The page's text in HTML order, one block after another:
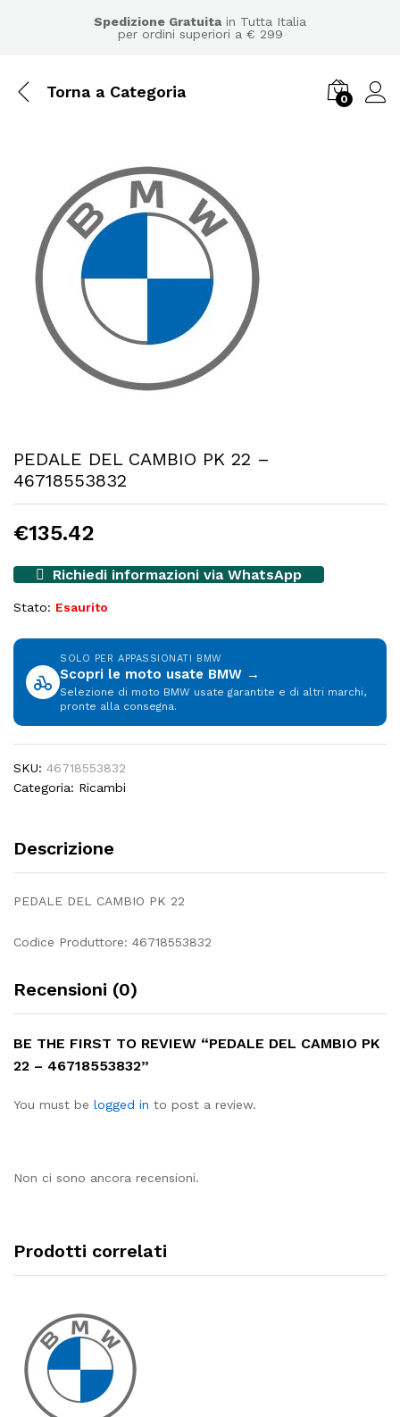
Spedizione Gratuitain Tutta Italia
per ordini superiori a € 299
Torna a Categoria 0
PEDALE DEL CAMBIO PK 22 –
46718553832
€135.42
Richiedi informazioni via WhatsApp
Stato: Esaurito
SOLO PER APPASSIONATI BMW
Scopri le moto usate BMW →
Selezione di moto BMW usate garantite e di altri marchi,
pronte alla consegna.
SKU: 46718553832
Categoria: Ricambi
Descrizione
PEDALE DEL CAMBIO PK 22
Codice Produttore: 46718553832
Recensioni (0)
BE THE FIRST TO REVIEW “PEDALE DEL CAMBIO PK
22 – 46718553832”
You must be logged in to post a review.
Non ci sono ancora recensioni.
Prodotti correlati